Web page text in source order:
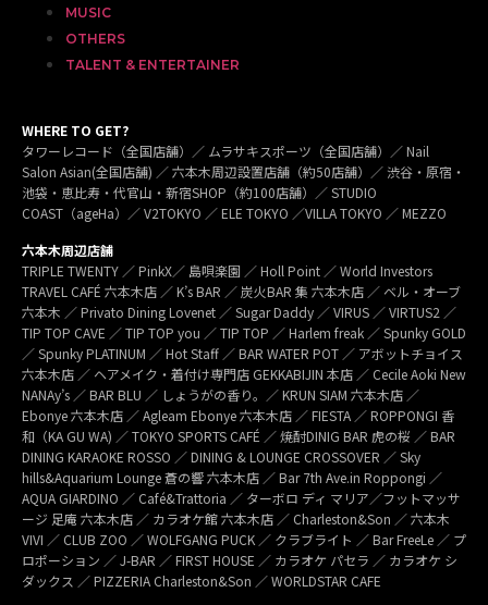
MUSIC
OTHERS
TALENT & ENTERTAINER
WHERE TO GET?
タワーレコード（全国店舗）／ ムラサキスポーツ（全国店舗）／ Nail
Salon Asian(全国店舗) ／ 六本木周辺設置店舗（約50店舗）／ 渋谷・原宿・
池袋・恵比寿・代官山・新宿SHOP（約100店舗）／ STUDIO
COAST（ageHa）／ V2TOKYO ／ ELE TOKYO ／VILLA TOKYO ／ MEZZO
六本木周辺店舗
TRIPLE TWENTY ／ PinkX／ 島唄楽園 ／ Holl Point ／ World Investors
TRAVEL CAFÉ 六本木店 ／ K’s BAR ／ 炭火BAR 集 六本木店 ／ ベル・オーブ
六本木 ／ Privato Dining Lovenet ／ Sugar Daddy ／ VIRUS ／ VIRTUS2 ／
TIP TOP CAVE ／ TIP TOP you ／ TIP TOP ／ Harlem freak ／ Spunky GOLD
／ Spunky PLATINUM ／ Hot Staff ／ BAR WATER POT ／ アボットチョイス
六本木店 ／ ヘアメイク・着付け専門店 GEKKABIJIN 本店 ／ Cecile Aoki New
NANAy’s ／ BAR BLU ／ しょうがの香り。／ KRUN SIAM 六本木店 ／
Ebonye 六本木店 ／ Agleam Ebonye 六本木店 ／ FIESTA ／ ROPPONGI 香
和（KA GU WA) ／ TOKYO SPORTS CAFÉ ／ 焼酎DINIG BAR 虎の桜 ／ BAR
DINING KARAOKE ROSSO ／ DINING & LOUNGE CROSSOVER ／ Sky
hills&Aquarium Lounge 蒼の響 六本木店 ／ Bar 7th Ave.in Roppongi ／
AQUA GIARDINO ／ Café&Trattoria ／ ターボロ ディ マリア／フットマッサ
ージ 足庵 六本木店 ／ カラオケ館 六本木店 ／ Charleston&Son ／ 六本木
VIVI ／ CLUB ZOO ／ WOLFGANG PUCK ／ クラブライト ／ Bar FreeLe ／ プ
ロポーション ／ J-BAR ／ FIRST HOUSE ／ カラオケ パセラ ／ カラオケ シ
ダックス ／ PIZZERIA Charleston&Son ／ WORLDSTAR CAFE